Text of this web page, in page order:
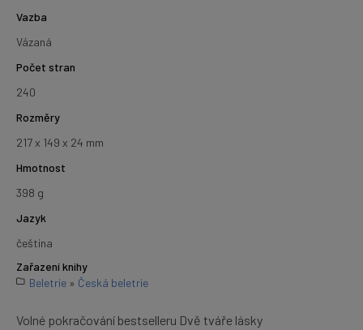
Vazba
Vázaná
Počet stran
240
Rozměry
217 x 149 x 24 mm
Hmotnost
398 g
Jazyk
čeština
Zařazení knihy
Beletrie » Česká beletrie
Volné pokračování bestselleru Dvě tváře lásky